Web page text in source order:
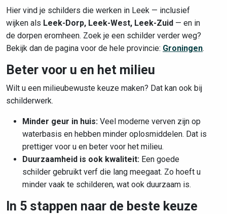
Hier vind je schilders die werken in Leek — inclusief
wijken als Leek-Dorp, Leek-West, Leek-Zuid — en in
de dorpen eromheen. Zoek je een schilder verder weg?
Bekijk dan de pagina voor de hele provincie: Groningen.
Beter voor u en het milieu
Wilt u een milieubewuste keuze maken? Dat kan ook bij
schilderwerk.
Minder geur in huis: Veel moderne verven zijn op
waterbasis en hebben minder oplosmiddelen. Dat is
prettiger voor u en beter voor het milieu.
Duurzaamheid is ook kwaliteit: Een goede
schilder gebruikt verf die lang meegaat. Zo hoeft u
minder vaak te schilderen, wat ook duurzaam is.
In 5 stappen naar de beste keuze